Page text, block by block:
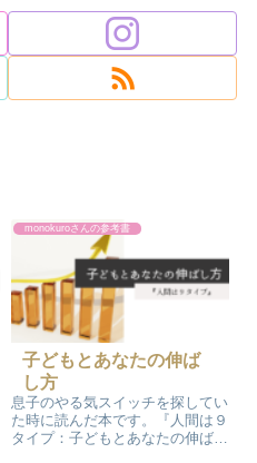
monokuroさんの参考書
子どもとあなたの伸ば
し方
息子のやる気スイッチを探してい
た時に読んだ本です。『人間は９
タイプ：子どもとあなたの伸ばし